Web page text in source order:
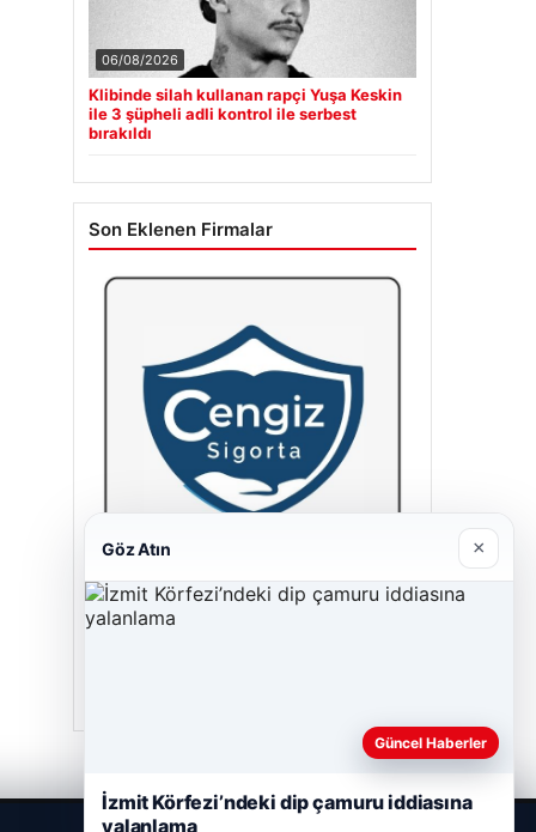
06/08/2026
Klibinde silah kullanan rapçi Yuşa Keskin
ile 3 şüpheli adli kontrol ile serbest
bırakıldı
Son Eklenen Firmalar
Cengiz Sigorta
Göz Atın ×
Güncel Haberler
İzmit Körfezi’ndeki dip çamuru iddiasına
yalanlama